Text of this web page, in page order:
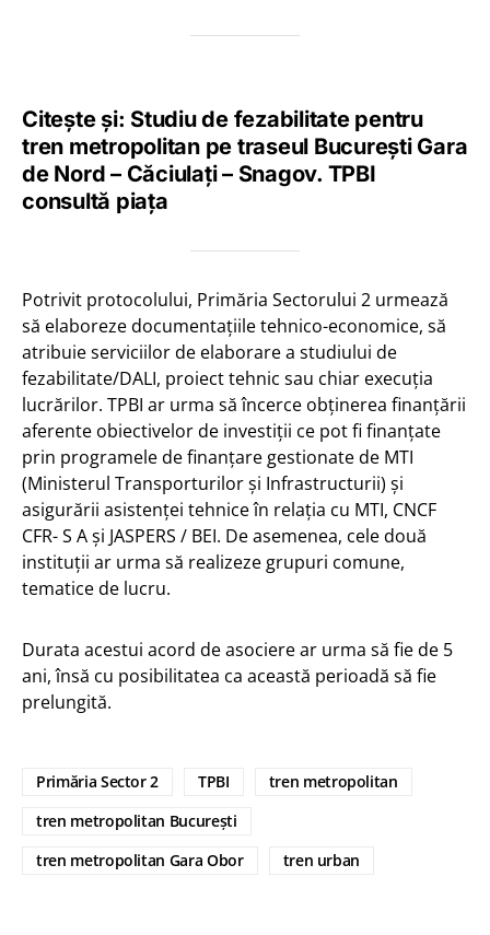
Citește și: Studiu de fezabilitate pentru
tren metropolitan pe traseul București Gara
de Nord – Căciulați – Snagov. TPBI
consultă piața
Potrivit protocolului, Primăria Sectorului 2 urmează
să elaboreze documentațiile tehnico-economice, să
atribuie serviciilor de elaborare a studiului de
fezabilitate/DALI, proiect tehnic sau chiar execuția
lucrărilor. TPBI ar urma să încerce obținerea finanțării
aferente obiectivelor de investiţii ce pot fi finanțate
prin programele de finanțare gestionate de MTI
(Ministerul Transporturilor și Infrastructurii) și
asigurării asistenței tehnice în relația cu MTI, CNCF
CFR- S A și JASPERS / BEI. De asemenea, cele două
instituții ar urma să realizeze grupuri comune,
tematice de lucru.
Durata acestui acord de asociere ar urma să fie de 5
ani, însă cu posibilitatea ca această perioadă să fie
prelungită.
Primăria Sector 2 TPBI
tren metropolitan
tren metropolitan București
tren metropolitan Gara Obor
tren urban